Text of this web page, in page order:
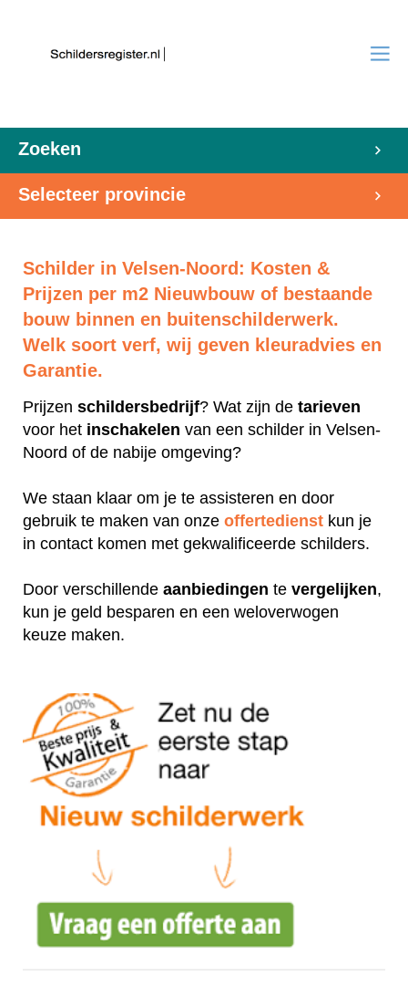
Zoeken
Selecteer provincie
Schilder in Velsen-Noord: Kosten &
Prijzen per m2 Nieuwbouw of bestaande
bouw binnen en buitenschilderwerk.
Welk soort verf, wij geven kleuradvies en
Garantie.
Prijzen schildersbedrijf? Wat zijn de tarieven
voor het inschakelen van een schilder in Velsen-
Noord of de nabije omgeving?
We staan klaar om je te assisteren en door
gebruik te maken van onze offertedienst kun je
in contact komen met gekwalificeerde schilders.
Door verschillende aanbiedingen te vergelijken,
kun je geld besparen en een weloverwogen
keuze maken.